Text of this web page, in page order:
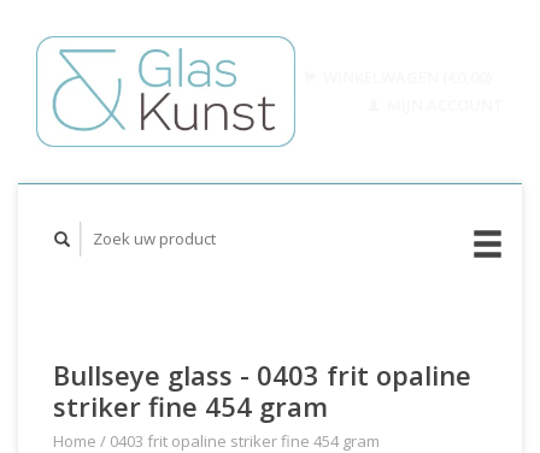
Bullseye glass - 0403 frit opaline
striker fine 454 gram
Home / 0403 frit opaline striker fine 454 gram